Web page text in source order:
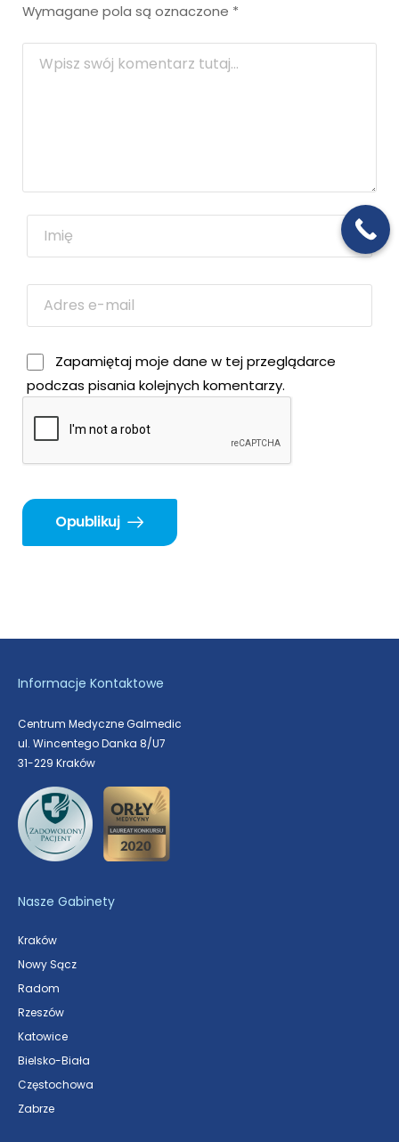
Wymagane pola są oznaczone *
Zapamiętaj moje dane w tej przeglądarce
podczas pisania kolejnych komentarzy.
Opublikuj
Informacje Kontaktowe
Centrum Medyczne Galmedic
ul. Wincentego Danka 8/U7
31-229 Kraków
Nasze Gabinety
Kraków
Nowy Sącz
Radom
Rzeszów
Katowice
Bielsko-Biała
Częstochowa
Zabrze